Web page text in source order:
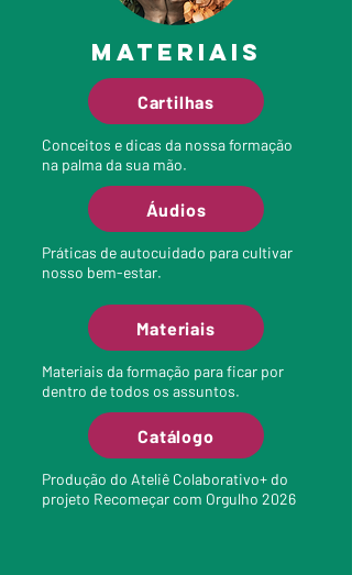
MATERIAIS
Cartilhas
Conceitos e dicas da nossa formação
na palma da sua mão.
Áudios
Práticas de autocuidado para cultivar
nosso bem-estar.
Materiais
Materiais da formação para ficar por
dentro de todos os assuntos.
Catálogo
Produção do Ateliê Colaborativo+ do
projeto Recomeçar com Orgulho 2026